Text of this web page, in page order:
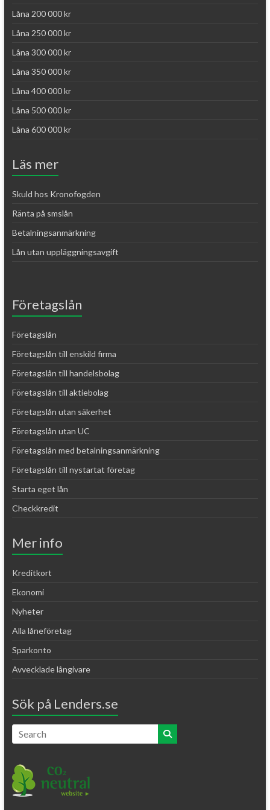
Låna 200 000 kr
Låna 250 000 kr
Låna 300 000 kr
Låna 350 000 kr
Låna 400 000 kr
Låna 500 000 kr
Låna 600 000 kr
Läs mer
Skuld hos Kronofogden
Ränta på smslån
Betalningsanmärkning
Lån utan uppläggningsavgift
Företagslån
Företagslån
Företagslån till enskild firma
Företagslån till handelsbolag
Företagslån till aktiebolag
Företagslån utan säkerhet
Företagslån utan UC
Företagslån med betalningsanmärkning
Företagslån till nystartat företag
Starta eget lån
Checkkredit
Mer info
Kreditkort
Ekonomi
Nyheter
Alla låneföretag
Sparkonto
Avvecklade långivare
Sök på Lenders.se